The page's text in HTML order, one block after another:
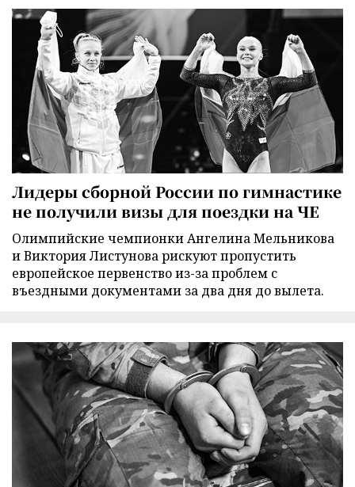
Лидеры сборной России по гимнастике
не получили визы для поездки на ЧЕ
Олимпийские чемпионки Ангелина Мельникова
и Виктория Листунова рискуют пропустить
европейское первенство из-за проблем с
въездными документами за два дня до вылета.